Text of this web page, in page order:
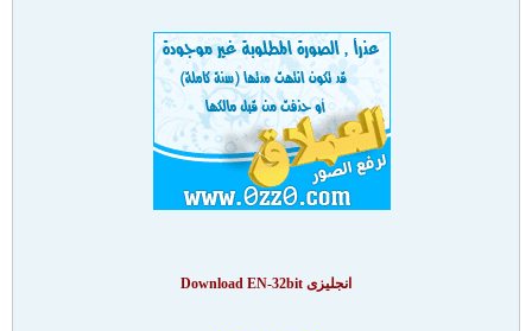
انجليزى Download EN-32bit